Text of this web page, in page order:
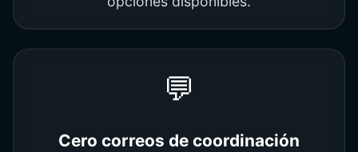
💬
Cero correos de coordinación